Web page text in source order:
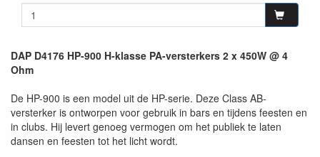
DAP D4176 HP-900 H-klasse PA-versterkers 2 x 450W @ 4
Ohm
De HP-900 is een model uit de HP-serie. Deze Class AB-
versterker is ontworpen voor gebruik in bars en tijdens feesten en
in clubs. Hij levert genoeg vermogen om het publiek te laten
dansen en feesten tot het licht wordt.